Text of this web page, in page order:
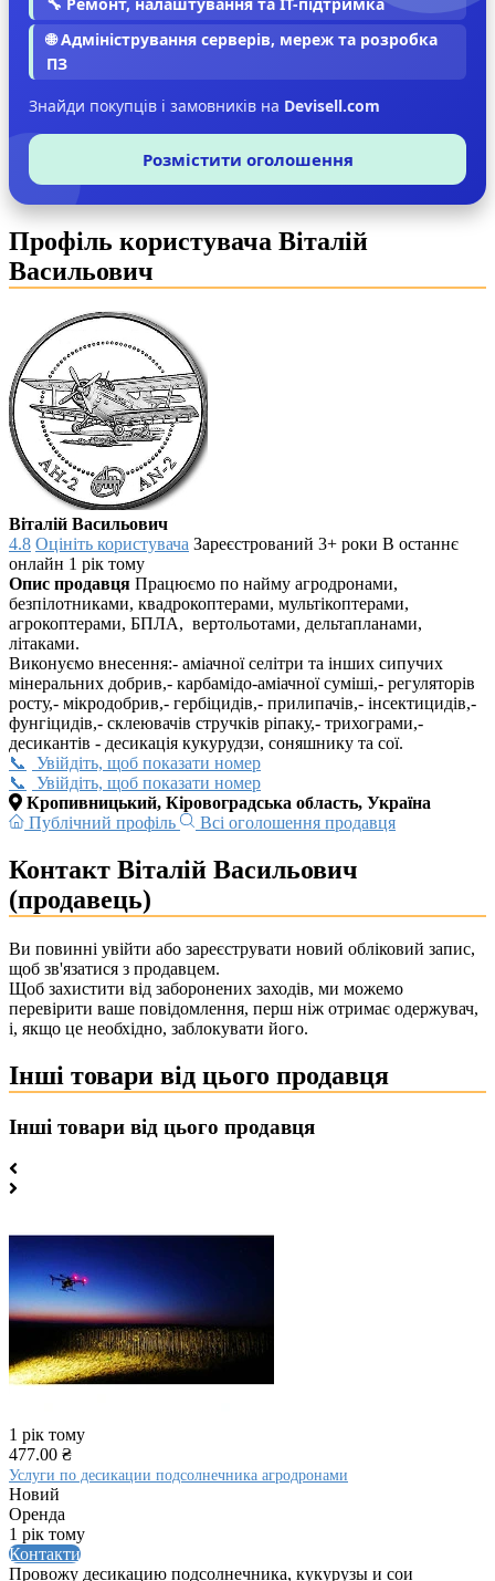
🌐 Адміністрування серверів, мереж та розробка
ПЗ
Знайди покупців і замовників на Devisell.com
Розмістити оголошення
Профіль користувача Віталій
Васильович
Віталій Васильович
4.8 Оцініть користувача Зареєстрований 3+ роки В останнє
онлайн 1 рік тому
Опис продавця Працюємо по найму агродронами,
безпілотниками, квадрокоптерами, мультікоптерами,
агрокоптерами, БПЛА, вертольотами, дельтапланами,
літаками.
Виконуємо внесення:- аміачної селітри та інших сипучих
мінеральних добрив,- карбамідо-аміачної суміші,- регуляторів
росту,- мікродобрив,- гербіцидів,- прилипачів,- інсектицидів,-
фунгіцидів,- склеювачів стручків ріпаку,- трихограми,-
десикантів - десикація кукурудзи, соняшнику та сої.
Увійдіть, щоб показати номер
Увійдіть, щоб показати номер
Кропивницький, Кіровоградська область, Україна
Публічний профіль
Всі оголошення продавця
Контакт Віталій Васильович
(продавець)
Ви повинні увійти або зареєструвати новий обліковий запис,
щоб зв'язатися з продавцем.
Щоб захистити від заборонених заходів, ми можемо
перевірити ваше повідомлення, перш ніж отримає одержувач,
і, якщо це необхідно, заблокувати його.
Інші товари від цього продавця
Інші товари від цього продавця
1 рік тому
477.00 ₴
Услуги по десикации подсолнечника агродронами
Новий
Оренда
1 рік тому
Контакти
Провожу десикацию подсолнечника, кукурузы и сои